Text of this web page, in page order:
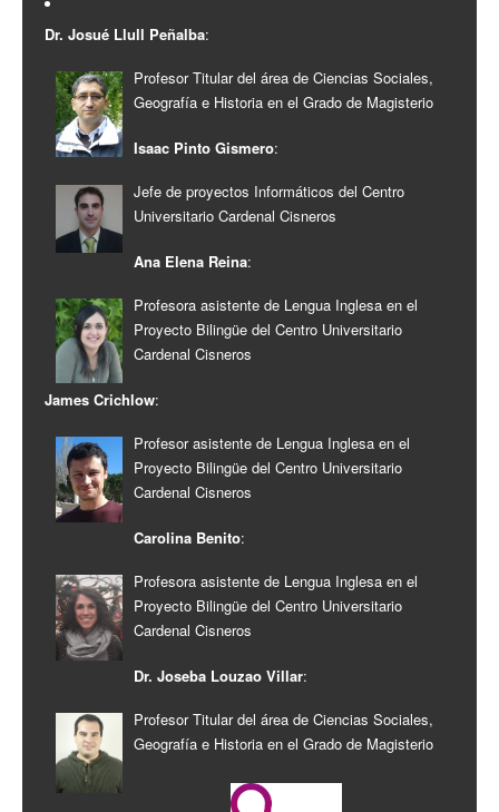
Dr. Josué Llull Peñalba:
Profesor Titular del área de Ciencias Sociales,
Geografía e Historia en el Grado de Magisterio
Isaac Pinto Gismero:
Jefe de proyectos Informáticos del Centro
Universitario Cardenal Cisneros
Ana Elena Reina:
Profesora asistente de Lengua Inglesa en el
Proyecto Bilingüe del Centro Universitario
Cardenal Cisneros
James Crichlow:
Profesor asistente de Lengua Inglesa en el
Proyecto Bilingüe del Centro Universitario
Cardenal Cisneros
Carolina Benito:
Profesora asistente de Lengua Inglesa en el
Proyecto Bilingüe del Centro Universitario
Cardenal Cisneros
Dr. Joseba Louzao Villar:
Profesor Titular del área de Ciencias Sociales,
Geografía e Historia en el Grado de Magisterio